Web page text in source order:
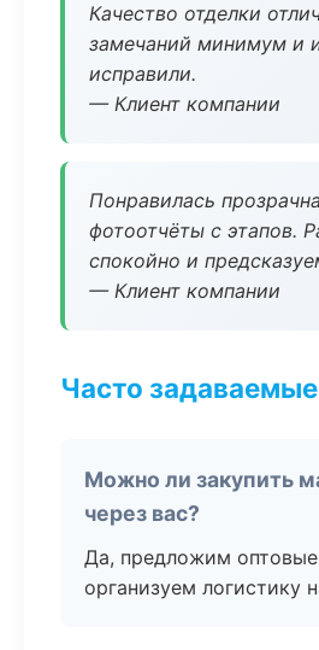
Качество отделки
замечаний минимум и
исправили.
— Клиент компании
Понравилась
фотоотчёты с этапов.
спокойно и
— Клиент компании
Часто
Можно ли закупить
через вас?
Да, предложим
организуем логистику